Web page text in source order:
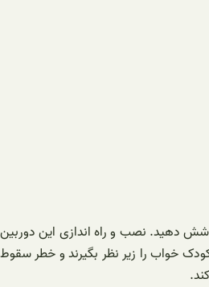
دیگر مدل های محبوب است که قابلیت چرخش آن به شما امکان می دهد تا مناطق وسیعی را به صورت افقی و عمودی به میزان ۳۶۰ درجه پوشش دهید. نصب و راه اندازی این دوربین
خواب را زیر نظر بگیرند و خطر سقوط